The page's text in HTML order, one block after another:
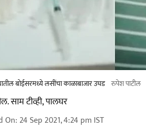
बोईसरमध्ये लसींचा काळाबाजार उघड रुपेश पाटील
साम टीव्ही, पालघर
On: 24 Sep 2021, 4:24 pm IST